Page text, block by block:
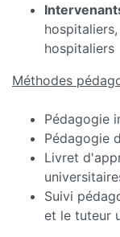
hospitaliers
Méthodes
Pédagogie
Pédagogie
Livret
Suivi
et le tuteur